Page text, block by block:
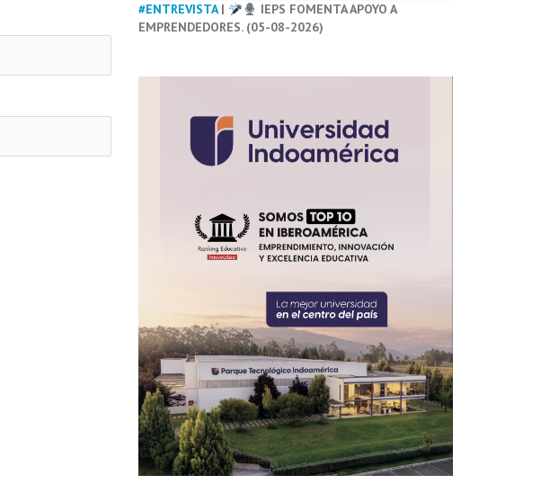
#ENTREVISTA|
IEPS FOMENTA APOYO A
EMPRENDEDORES. (05-08-2026)